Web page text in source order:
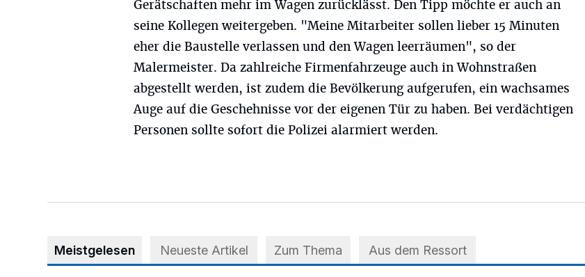
Gerätschaften mehr im Wagen zurücklässt. Den Tipp möchte er auch an
seine Kollegen weitergeben. "Meine Mitarbeiter sollen lieber 15 Minuten
eher die Baustelle verlassen und den Wagen leerräumen", so der
Malermeister. Da zahlreiche Firmenfahrzeuge auch in Wohnstraßen
abgestellt werden, ist zudem die Bevölkerung aufgerufen, ein wachsames
Auge auf die Geschehnisse vor der eigenen Tür zu haben. Bei verdächtigen
Personen sollte sofort die Polizei alarmiert werden.
Meistgelesen Neueste Artikel Zum Thema Aus dem Ressort